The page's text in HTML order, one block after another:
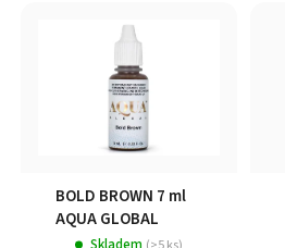
BOLD BROWN 7 ml
AQUA GLOBAL